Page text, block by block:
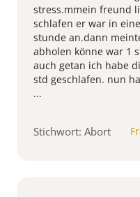
stress.mmein freund
schlafen er war in
stunde an.dann
abholen könne war 1
auch getan ich habe
std geschlafen. nun
...
Stichwort: Abort